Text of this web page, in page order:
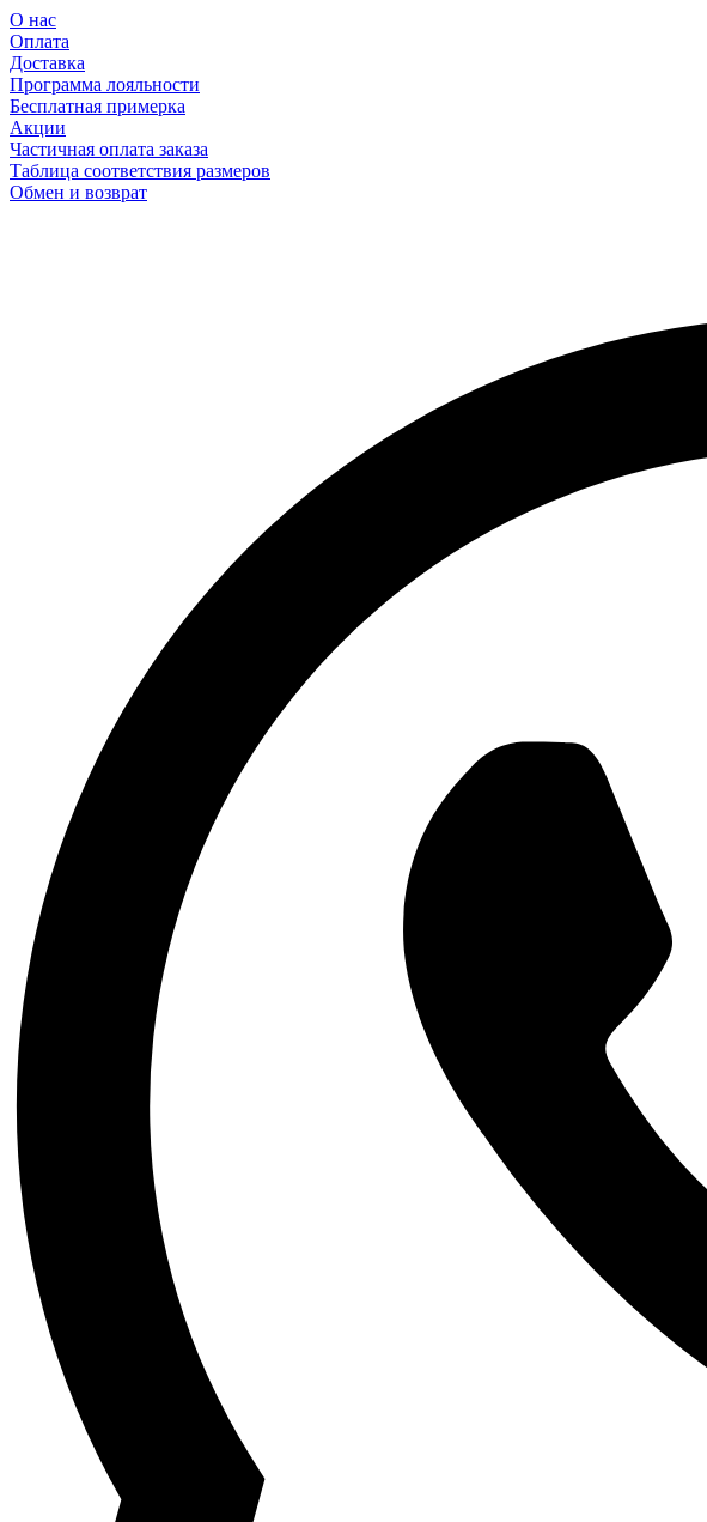
О нас
Оплата
Доставка
Программа лояльности
Бесплатная примерка
Акции
Частичная оплата заказа
Таблица соответствия размеров
Обмен и возврат